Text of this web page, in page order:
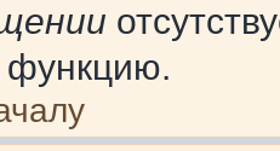
функцию.